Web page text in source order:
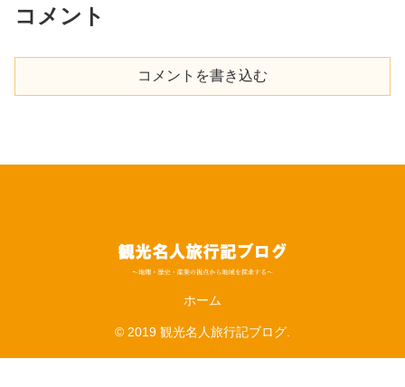
コメント
コメントを書き込む
ホーム
© 2019 観光名人旅行記ブログ.